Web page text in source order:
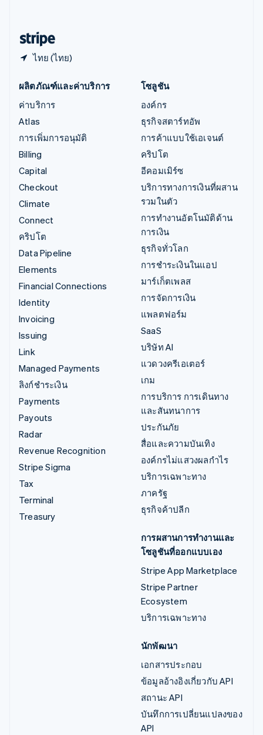
ไทย (ไทย)
ผลิตภัณฑ์และค่าบริการ
ค่าบริการ
Atlas
การเพิ่มการอนุมัติ
Billing
Capital
Checkout
Climate
Connect
คริปโต
Data Pipeline
Elements
Financial Connections
Identity
Invoicing
Issuing
Link
Managed Payments
ลิงก์ชำระเงิน
Payments
Payouts
Radar
Revenue Recognition
Stripe Sigma
Tax
Terminal
Treasury
โซลูชัน
องค์กร
ธุรกิจสตาร์ทอัพ
การค้าแบบใช้เอเจนต์
คริปโต
อีคอมเมิร์ซ
บริการทางการเงินที่ผสาน
รวมในตัว
การทำงานอัตโนมัติด้าน
การเงิน
ธุรกิจทั่วโลก
การชำระเงินในแอป
มาร์เก็ตเพลส
การจัดการเงิน
แพลตฟอร์ม
SaaS
บริษัท AI
แวดวงครีเอเตอร์
เกม
การบริการ การเดินทาง
และสันทนาการ
ประกันภัย
สื่อและความบันเทิง
องค์กรไม่แสวงผลกำไร
บริการเฉพาะทาง
ภาครัฐ
ธุรกิจค้าปลีก
การผสานการทำงานและ
โซลูชันที่ออกแบบเอง
Stripe App Marketplace
Stripe Partner
Ecosystem
บริการเฉพาะทาง
นักพัฒนา
เอกสารประกอบ
ข้อมูลอ้างอิงเกี่ยวกับ API
สถานะ API
บันทึกการเปลี่ยนแปลงของ
API